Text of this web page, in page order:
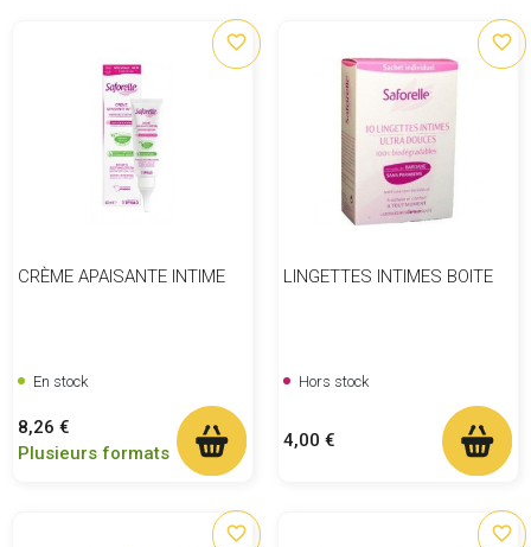
CRÈME APAISANTE INTIME
favorite_border
En stock
Prix
8,26 €
Plusieurs formats
LINGETTES INTIMES BOITE
favorite_border
Hors stock
Prix
4,00 €
favorite_border favorite_border